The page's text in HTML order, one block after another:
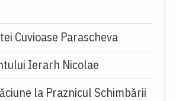
Cuvioase Parascheva
Ierarh Nicolae
la Praznicul Schimbării